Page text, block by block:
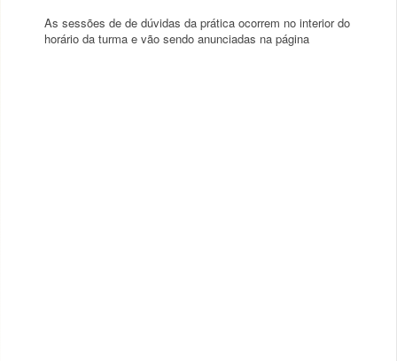
As sessões de de dúvidas da prática ocorrem no interior do
horário da turma e vão sendo anunciadas na página